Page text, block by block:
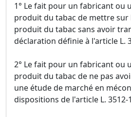
1° Le fait pour un fabricant ou
produit du tabac de mettre sur
produit du tabac sans avoir
déclaration définie à l'article L.
2° Le fait pour un fabricant ou
produit du tabac de ne pas
une étude de marché en
dispositions de l'article L. 3512-